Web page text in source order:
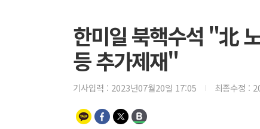
한미일 북핵수석 "北
등 추가제재"
기사입력 : 2023년07월20일 17:05 최종수정 :